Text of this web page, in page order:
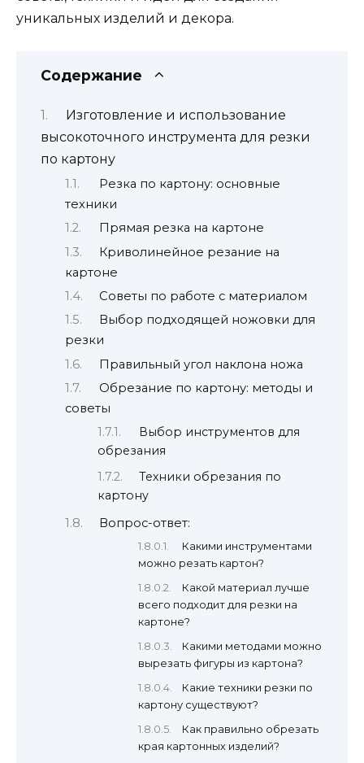
уникальных изделий и декора.
Содержание
Изготовление и использование
высокоточного инструмента для резки
по картону
Резка по картону: основные
техники
Прямая резка на картоне
Криволинейное резание на
картоне
Советы по работе с материалом
Выбор подходящей ножовки для
резки
Правильный угол наклона ножа
Обрезание по картону: методы и
советы
Выбор инструментов для
обрезания
Техники обрезания по
картону
Вопрос-ответ:
Какими инструментами
можно резать картон?
Какой материал лучше
всего подходит для резки на
картоне?
Какими методами можно
вырезать фигуры из картона?
Какие техники резки по
картону существуют?
Как правильно обрезать
края картонных изделий?